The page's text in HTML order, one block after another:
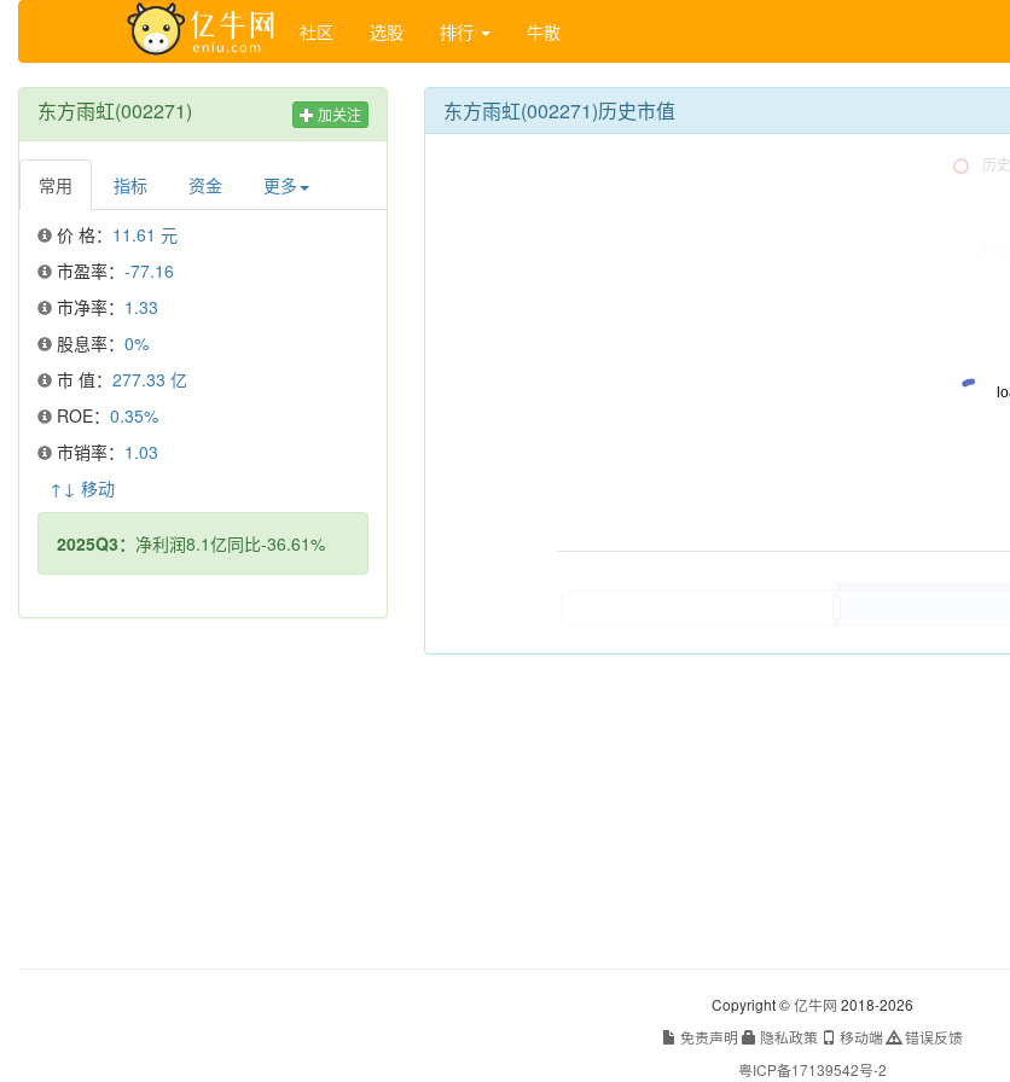
社区 选股 排行 牛散
东方雨虹(002271) 加关注
常用 指标 资金 更多
价 格： 11.61 元
市盈率： -77.16
市净率： 1.33
股息率： 0%
市 值： 277.33 亿
ROE： 0.35%
市销率： 1.03
↑↓ 移动
2025Q3： 净利润8.1亿同比-36.61%
东方雨虹(002271)历史市值
Copyright ©亿牛网 2018-2026
免责声明
隐私政策 移动端
错误反馈
粤ICP备17139542号-2